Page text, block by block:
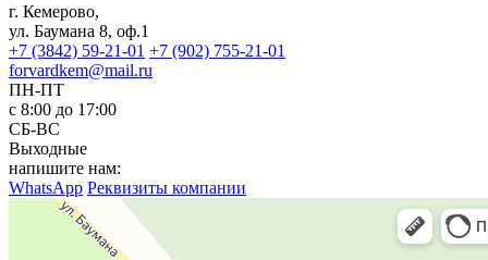
г. Кемерово,
ул. Баумана 8, оф.1
+7 (3842) 59-21-01 +7 (902) 755-21-01
forvardkem@mail.ru
ПН-ПТ
с 8:00 до 17:00
СБ-ВС
Выходные
напишите нам:
WhatsApp Реквизиты компании